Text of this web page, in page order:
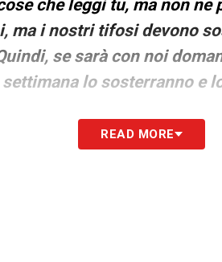
che leggi tu, ma non
ma i nostri tifosi devono
se sarà con noi
lo sosterranno e
,l’interesse della
READ MORE